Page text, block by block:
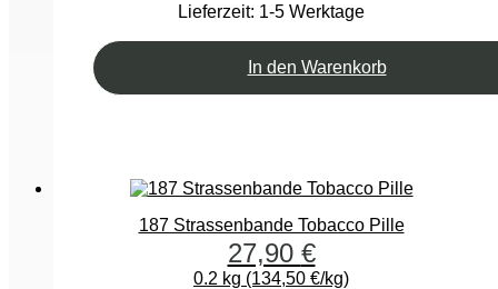
Lieferzeit: 1-5 Werktage
In den Warenkorb
187 Strassenbande Tobacco Pille
27,90 €
0.2 kg (134,50 €/kg)